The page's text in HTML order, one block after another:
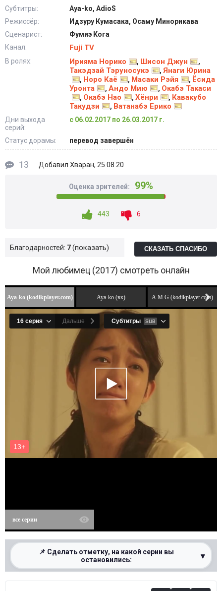
Субтитры:
Aya-ko, AdioS
Режиссёр:
Идзуру Кумасака, Осаму Минорикава
Сценарист:
Фумиэ Кога
Канал:
Fuji TV
В ролях: Ирияма Норико , Шисон Джун ,
Такэдзай Тэруносукэ , Янаги Юрина
, Норо Каё , Масаки Рэйя , Ёсида
Уронта
, Андо Мию , Окабэ Такаси
, Окабэ Нао , Хёнри , Кавакубо
Такудзи
, Ватанабэ Ерико
Дни выхода
серий:
с 06.02.2017 по 26.03.2017 г.
Статус дорамы: перевод завершён
13 Добавил Хваран, 25.08.20
Оценка зрителей: 99%
443 6
Благодарностей: 7 показать СКАЗАТЬ СПАСИБО
Мой любимец (2017) смотреть онлайн
Aya-ko (kodikplayer.com) Aya-ko (вк) A.M.G (kodikplayer.com)
все серии
📌 Сделать отметку, на какой серии вы
остановились:
▾
0%